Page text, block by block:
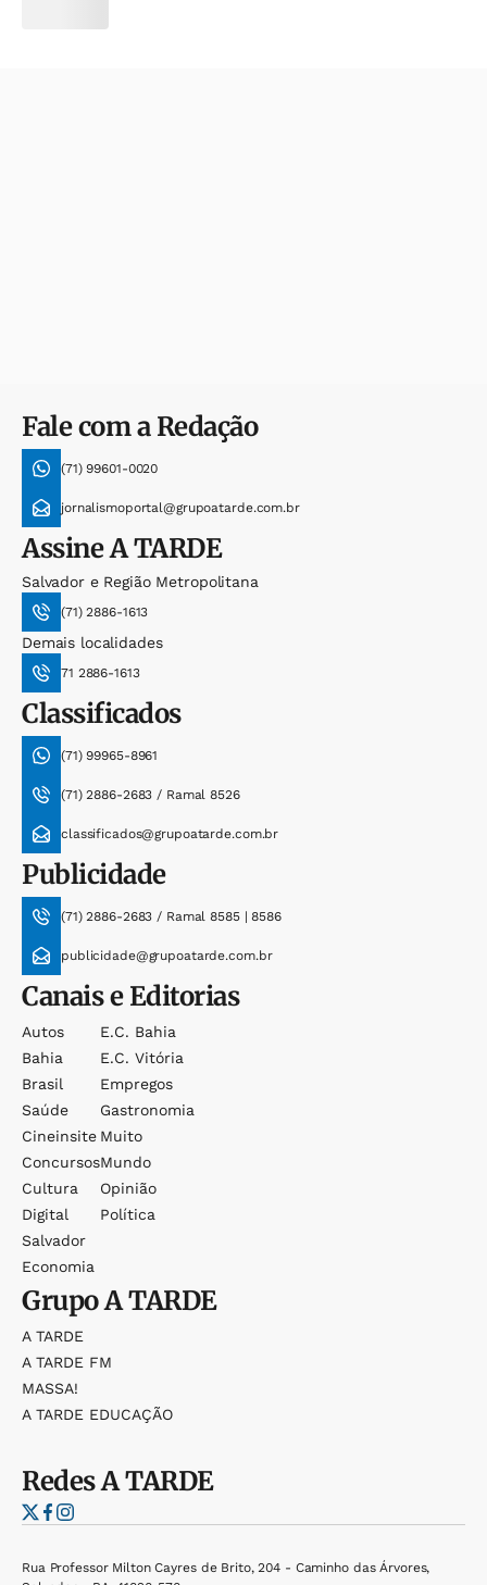
Fale com a Redação
(71) 99601-0020
jornalismoportal@grupoatarde.com.br
AssineA TARDE
Salvador e Região Metropolitana
(71) 2886-1613
Demais localidades
71 2886-1613
Classificados
(71) 99965-8961
(71) 2886-2683 / Ramal 8526
classificados@grupoatarde.com.br
Publicidade
(71) 2886-2683 / Ramal 8585 | 8586
publicidade@grupoatarde.com.br
Canais e Editorias
Autos
Bahia
Brasil
Saúde
Cineinsite
Concursos
Cultura
Digital
Salvador
Economia
E.c. Bahia
E.c. Vitória
Empregos
Gastronomia
Muito
Mundo
Opinião
Política
GrupoA TARDE
A TARDE
A TARDE FM
MASSA!
A TARDE EDUCAÇÃO
RedesA TARDE
Rua Professor Milton Cayres de Brito, 204 - Caminho das Árvores,